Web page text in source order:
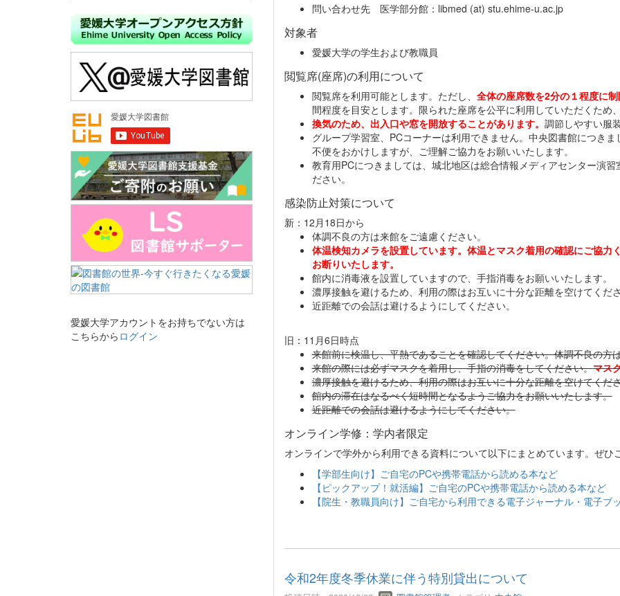
問い合わせ先 医学部分館：libmed (at) stu.ehime-u.ac.jp
対象者
愛媛大学の学生および教職員
閲覧席(座席)の利用について
閲覧席を利用可能とします。ただし、 全体の座席数を2分の１程度に
間程度を目安とします。限られた座席を公平に利用していただくため
換気のため、出入口や窓を開放することがあります。 調節しやすい服
グループ学習室、PCコーナーは利用できません。中央図書館につき
不便をおかけしますが、ご理解ご協力をお願いいたします。
教育用PCにつきましては、城北地区は総合情報メディアセンター演
ださい。
感染防止対策について
新：12月18日から
体調不良の方は来館をご遠慮ください。
体温検知カメラを設置しています。体温とマスク着用の確認にご協
お断りいたします。
館内に消毒液を設置していますので、手指消毒をお願いいたします。
濃厚接触を避けるため、利用の際はお互いに十分な距離を空けてくだ
近距離での会話は避けるようにしてください。
旧：11月6日時点
来館前に検温し、平熱であることを確認してください。体調不良の方
来館の際には必ずマスクを着用し、手指の消毒をしてください。マス
濃厚接触を避けるため、利用の際はお互いに十分な距離を空けてくだ
館内の滞在はなるべく短時間となるようご協力をお願いいたします。
近距離での会話は避けるようにしてください。
オンライン学修：学内者限定
オンラインで学外から利用できる資料について以下にまとめています。ぜひ
【学部生向け】ご自宅のPCや携帯電話から読める本など
【ピックアップ！就活編】ご自宅のPCや携帯電話から読める本など
【院生・教職員向け】ご自宅から利用できる電子ジャーナル・電子ブ
令和2年度冬季休業に伴う特別貸出について
愛媛大学アカウントをお持ちでない方は
こちらから ログイン